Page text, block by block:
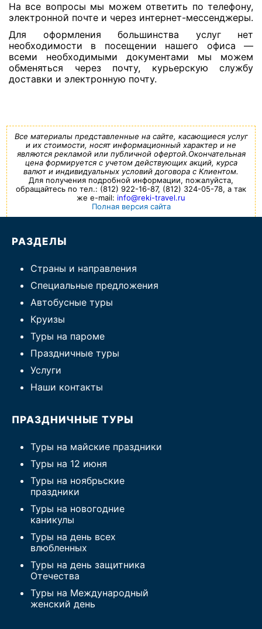
На все вопросы мы можем ответить по телефону,
электронной почте и через интернет-мессенджеры.
Для оформления большинства услуг нет
необходимости в посещении нашего офиса —
всеми необходимыми документами мы можем
обменяться через почту, курьерскую службу
доставки и электронную почту.
Все материалы представленные на сайте, касающиеся услуг
и их стоимости, носят информационный характер и не
являются рекламой или публичной офертой.Окончательная
цена формируется с учетом действующих акций, курса
валют и индивидуальных условий договора с Клиентом.
Для получения подробной информации, пожалуйста,
обращайтесь по тел.: (812) 922-16-87, (812) 324-05-78, а так
же e-mail: info@reki-travel.ru
Полная версия сайта
РАЗДЕЛЫ
Страны и направления
Специальные предложения
Автобусные туры
Круизы
Туры на пароме
Праздничные туры
Услуги
Наши контакты
ПРАЗДНИЧНЫЕ ТУРЫ
Туры на майские праздники
Туры на 12 июня
Туры на ноябрьские
праздники
Туры на новогодние
каникулы
Туры на день всех
влюбленных
Туры на день защитника
Отечества
Туры на Международный
женский день